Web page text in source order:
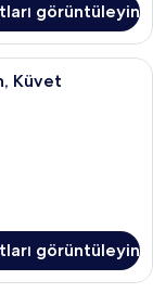
görüntüleyin
Yatak, Engellilere
Küvet
görüntüleyin